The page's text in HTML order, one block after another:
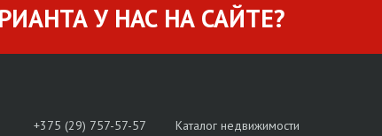
У НАС НА САЙТЕ?
+375 (29) 757-57-57
Каталог недвижимости